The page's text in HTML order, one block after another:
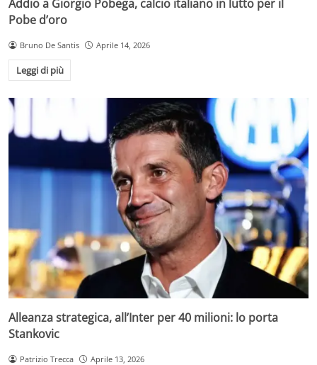
Addio a Giorgio Pobega, calcio italiano in lutto per il
Pobe d’oro
Bruno De Santis Aprile 14, 2026
Leggi di più
Alleanza strategica, all’Inter per 40 milioni: lo porta
Stankovic
Patrizio Trecca Aprile 13, 2026